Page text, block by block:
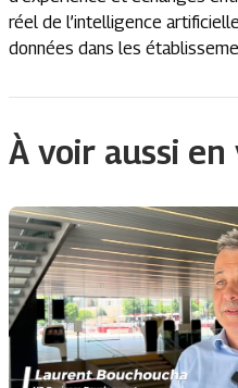
réel de l’intelligence
données dans les
À voir aussi en